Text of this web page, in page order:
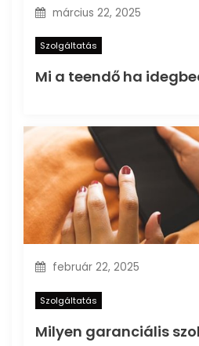
március 22, 2025
Szolgáltatás
február 22, 2025
Szolgáltatás